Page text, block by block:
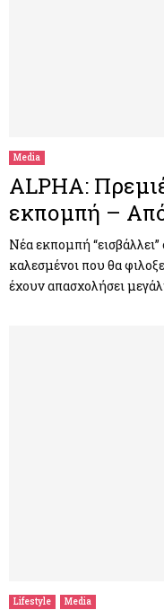
Media
ALPHA:
εκπομπή –
Νέα εκπομπή
καλεσμένοι που θα
έχουν απασχολήσει
Lifestyle Media